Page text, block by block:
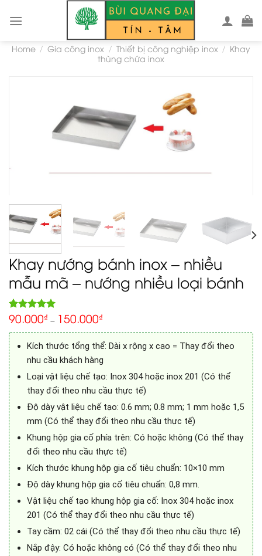
Home / Gia công inox / Thiết bị công nghiệp inox / Khay
thùng chứa inox
Khay nướng bánh inox – nhiều
mẫu mã – nướng nhiều loại bánh
Rated5.00
out of 5
based on
1
customer
rating
90.000₫ – 150.000₫
Kích thước tổng thể: Dài x rộng x cao = Thay đổi theo
nhu cầu khách hàng
Loại vật liệu chế tạo: Inox 304 hoặc inox 201 (Có thể
thay đổi theo nhu cầu thực tế)
Độ dày vật liệu chế tạo: 0.6 mm; 0.8 mm; 1 mm hoặc 1,5
mm (Có thể thay đổi theo nhu cầu thực tế)
Khung hộp gia cố phía trên: Có hoặc không (Có thể thay
đổi theo nhu cầu thực tế)
Kích thước khung hộp gia cố tiêu chuẩn: 10×10 mm
Độ dày khung hộp gia cố tiêu chuẩn: 0,8 mm.
Vật liệu chế tạo khung hộp gia cố: Inox 304 hoặc inox
201 (Có thể thay đổi theo nhu cầu thực tế)
Tay cầm: 02 cái (Có thể thay đổi theo nhu cầu thực tế)
Nắp đậy: Có hoặc không có (Có thể thay đổi theo nhu